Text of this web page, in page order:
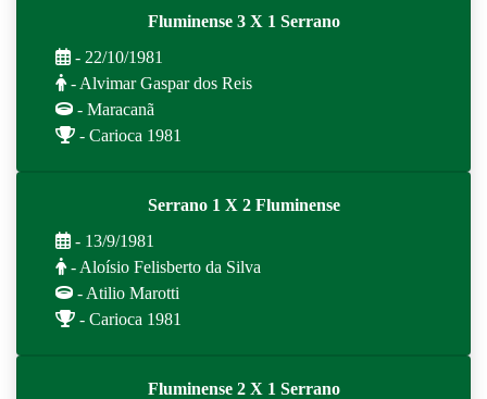
Fluminense 3 X 1 Serrano
- 22/10/1981
- Alvimar Gaspar dos Reis
- Maracanã
- Carioca 1981
Serrano 1 X 2 Fluminense
- 13/9/1981
- Aloísio Felisberto da Silva
- Atilio Marotti
- Carioca 1981
Fluminense 2 X 1 Serrano